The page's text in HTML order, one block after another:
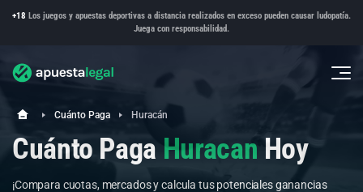
+18 Los juegos y apuestas deportivas a distancia realizados en exceso pueden causar ludopatía.
Juega con responsabilidad.
Cuánto Paga Huracán
Cuánto Paga Huracan Hoy
¡Compara cuotas, mercados y calcula tus potenciales ganancias